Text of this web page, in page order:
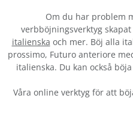
Om du har problem
verbböjningsverktyg
italienska och mer. Böj alla
prossimo, Futuro anteriore
italienska. Du kan också
Våra online verktyg för att